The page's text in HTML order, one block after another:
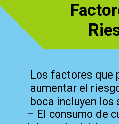
Los factores que
aumentar el
boca incluyen los
– El consumo de